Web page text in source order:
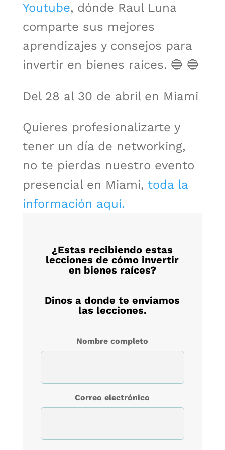
Youtube, dónde Raul Luna
comparte sus mejores
aprendizajes y consejos para
invertir en bienes raíces. 🔵 🔵
Del 28 al 30 de abril en Miami
Quieres profesionalizarte y
tener un día de networking,
no te pierdas nuestro evento
presencial en Miami, toda la
información aquí.
¿Estas recibiendo estas
lecciones de cómo invertir
en bienes raíces?
Dinos a donde te enviamos
las lecciones.
Nombre completo
Correo electrónico